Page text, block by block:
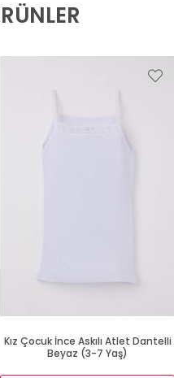
Kız Çocuk İnce Askılı Atlet Dantelli
Beyaz (3-7 Yaş)